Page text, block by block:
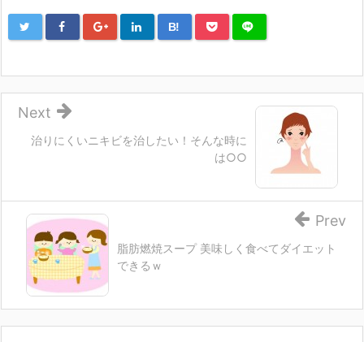
B!
治りにくいニキビを治したい！そんな時に
は○○
Next
脂肪燃焼スープ 美味しく食べてダイエット
できるｗ
Prev